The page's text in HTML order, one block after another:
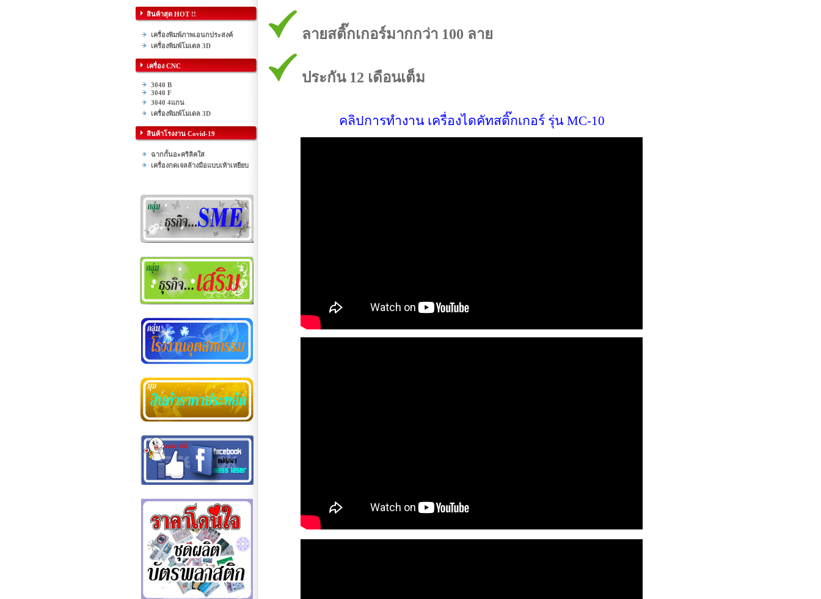
สินค้าสุด HOT !!
เครื่องพิมพ์ภาพเอนกประสงค์
เครื่องพิมพ์โมเดล 3D
เครื่อง CNC
3040 B
3040 F
3040 4แกน
เครื่องพิมพ์โมเดล 3D
สินค้าโรงงาน Covid-19
ฉากกั้นอะคริลิคใส
เครื่องกดเจลล้างมือแบบเท้าเหยียบ
ลายสติ๊กเกอร์มากกว่า 100 ลาย
ประกัน 12 เดือนเต็ม
คลิปการทำงาน เครื่องไดคัทสติ๊กเกอร์ รุ่น MC-10